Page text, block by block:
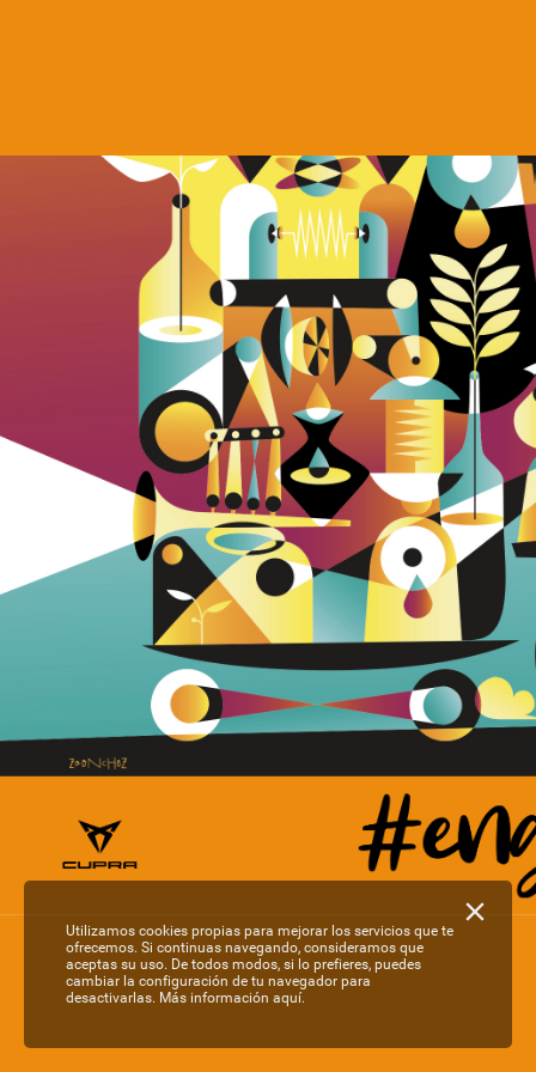
Utilizamos cookies propias para mejorar los servicios que te
ofrecemos. Si continuas navegando, consideramos que
aceptas su uso. De todos modos, si lo prefieres, puedes
cambiar la configuración de tu navegador para
desactivarlas. Más información aquí.